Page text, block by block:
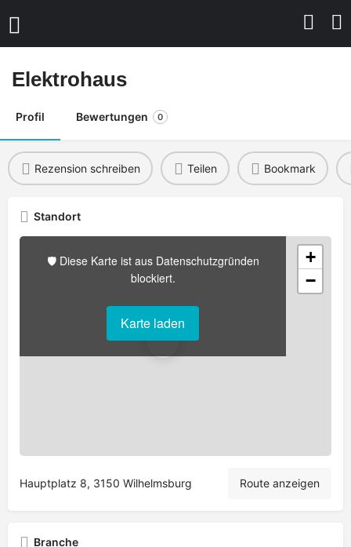
Elektrohaus
Profil Bewertungen 0
Rezension schreiben Teilen Bookmark
Standort
+
−
🛡️ Diese Karte ist aus Datenschutzgründen
blockiert.
Karte laden
Hauptplatz 8, 3150 Wilhelmsburg Route anzeigen
Branche